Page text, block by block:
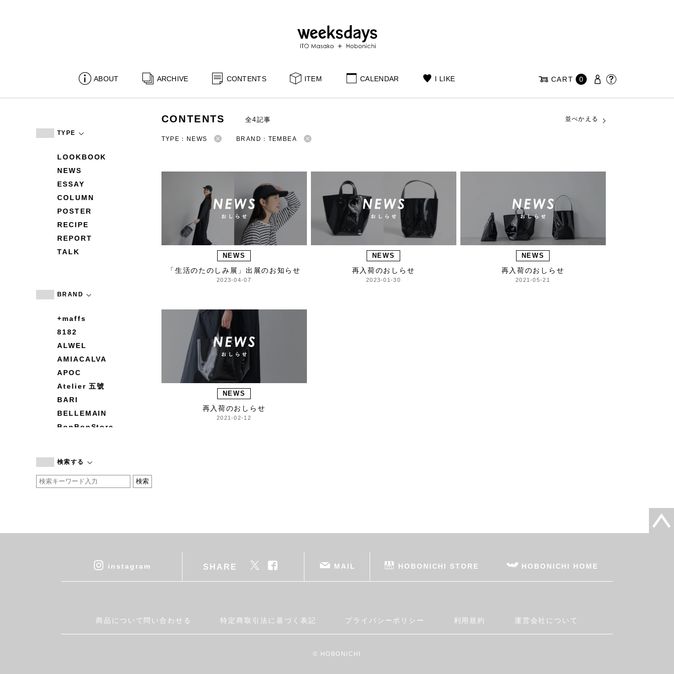
ABOUT ARCHIVE CONTENTS ITEM CALENDAR I LIKE CART 0
TYPE
LOOKBOOK
NEWS
ESSAY
COLUMN
POSTER
RECIPE
REPORT
TALK
BRAND
+maffs
8182
ALWEL
AMIACALVA
APOC
Atelier 五號
BARI
BELLEMAIN
BonBonStore
by basics
CATWORTH
cohan
DEAN & DELUCA
Fatima Morocco
検索する
CONTENTS 全4記事 並べかえる
TYPE：NEWS BRAND：TEMBEA
NEWS
「生活のたのしみ展」出展のお知らせ
2023-04-07
NEWS
再入荷のおしらせ
2023-01-30
NEWS
再入荷のおしらせ
2021-05-21
NEWS
再入荷のおしらせ
2021-02-12
instagram SHARE MAIL HOBONICHI STORE HOBONICHI HOME
商品について問い合わせる 特定商取引法に基づく表記 プライバシーポリシー 利用規約 運営会社について
© HOBONICHI